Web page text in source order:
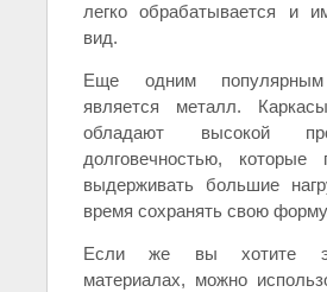
легко обрабатывается и
вид.
Еще одним популярным
является металл.
обладают высокой
долговечностью, которые
выдерживать большие
время сохранять свою
Если же вы хотите
материалах, можно